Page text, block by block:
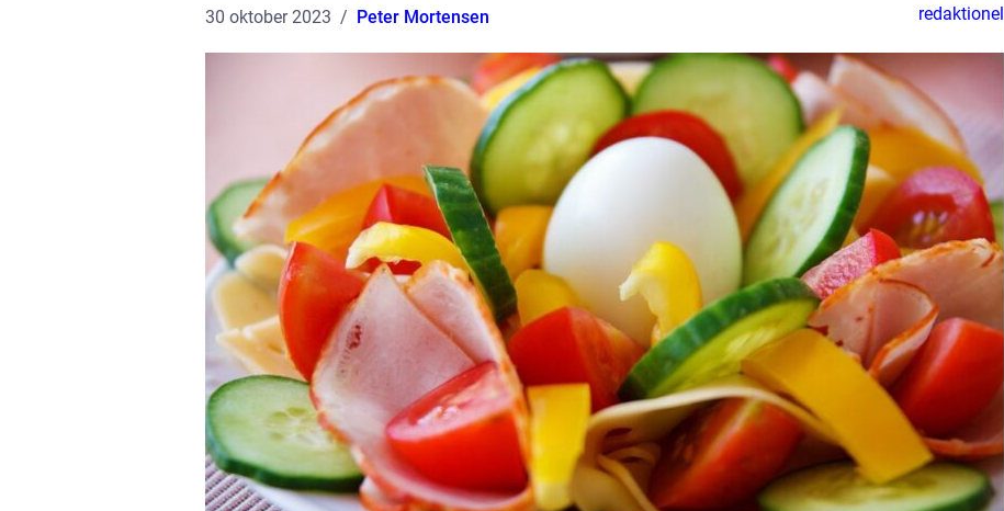
30 oktober 2023 Peter Mortensen redaktionel